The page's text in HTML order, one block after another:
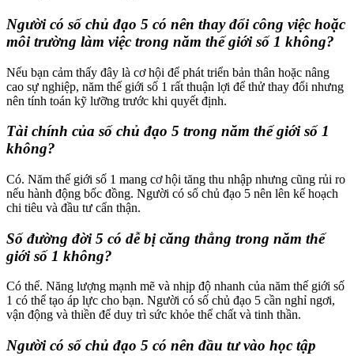
Người có số chủ đạo 5 có nên thay đổi công việc hoặc
môi trường làm việc trong năm thế giới số 1 không?
Nếu bạn cảm thấy đây là cơ hội để phát triển bản thân hoặc nâng
cao sự nghiệp, năm thế giới số 1 rất thuận lợi để thử thay đổi nhưng
nên tính toán kỹ lưỡng trước khi quyết định.
Tài chính của số chủ đạo 5 trong năm thế giới số 1
không?
Có. Năm thế giới số 1 mang cơ hội tăng thu nhập nhưng cũng rủi ro
nếu hành động bốc đồng. Người có số chủ đạo 5 nên lên kế hoạch
chi tiêu và đầu tư cẩn thận.
Số đường đời 5 có dễ bị căng thẳng trong năm thế
giới số 1 không?
Có thể. Năng lượng mạnh mẽ và nhịp độ nhanh của năm thế giới số
1 có thể tạo áp lực cho bạn. Người có số chủ đạo 5 cần nghỉ ngơi,
vận động và thiền để duy trì sức khỏe thể chất và tinh thần.
Người có số chủ đạo 5 có nên đầu tư vào học tập